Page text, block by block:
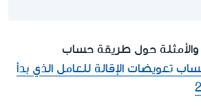
حول طريقة حساب
تعويضات الإقالة للعامل الذي بدأ